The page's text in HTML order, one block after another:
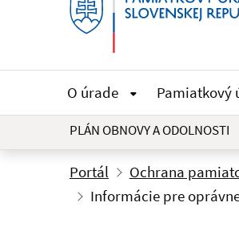
O úrade Pamiatkový
PLÁN OBNOVY A ODOLNOSTI
Portál Ochrana
Informácie pre